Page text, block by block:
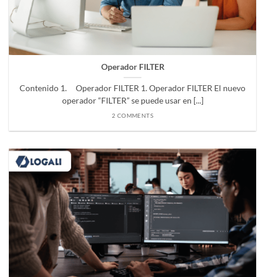
Operador FILTER
Contenido 1. Operador FILTER 1. Operador FILTER El nuevo
operador “FILTER” se puede usar en [...]
2 COMMENTS